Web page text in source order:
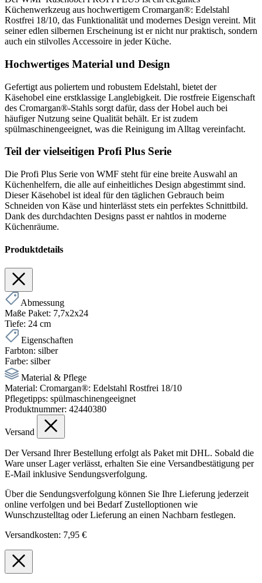
Küchenwerkzeug aus hochwertigem Cromargan®: Edelstahl
Rostfrei 18/10, das Funktionalität und modernes Design vereint. Mit
seiner edlen silbernen Erscheinung ist er nicht nur praktisch, sondern
auch ein stilvolles Accessoire in jeder Küche.
Hochwertiges Material und Design
Gefertigt aus poliertem und robustem Edelstahl, bietet der
Käsehobel eine erstklassige Langlebigkeit. Die rostfreie Eigenschaft
des Cromargan®-Stahls sorgt dafür, dass der Hobel auch bei
häufiger Nutzung seine Qualität behält. Er ist zudem
spülmaschinengeeignet, was die Reinigung im Alltag vereinfacht.
Teil der vielseitigen Profi Plus Serie
Die Profi Plus Serie von WMF steht für eine breite Auswahl an
Küchenhelfern, die alle auf einheitliches Design abgestimmt sind.
Dieser Käsehobel ist ideal für den täglichen Gebrauch beim
Schneiden von Käse und hinterlässt stets ein perfektes Schnittbild.
Dank des durchdachten Designs passt er nahtlos in moderne
Küchenräume.
Produktdetails
Abmessung
Maße Paket: 7,7x2x24
Tiefe: 24 cm
Eigenschaften
Farbton: silber
Farbe: silber
Material & Pflege
Material: Cromargan®: Edelstahl Rostfrei 18/10
Pflegetipps: spülmaschinengeeignet
Produktnummer: 42440380
Versand
Der Versand Ihrer Bestellung erfolgt als Paket mit DHL. Sobald die
Ware unser Lager verlässt, erhalten Sie eine Versandbestätigung per
E-Mail inklusive Sendungsverfolgung.
Über die Sendungsverfolgung können Sie Ihre Lieferung jederzeit
online verfolgen und bei Bedarf Zustelloptionen wie
Wunschzustelltag oder Lieferung an einen Nachbarn festlegen.
Versandkosten: 7,95 €